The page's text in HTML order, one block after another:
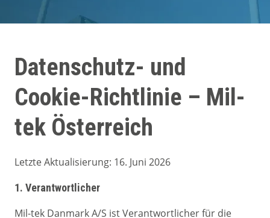
Datenschutz- und
Cookie-Richtlinie – Mil-
tek Österreich
Letzte Aktualisierung: 16. Juni 2026
1. Verantwortlicher
Mil-tek Danmark A/S ist Verantwortlicher für die